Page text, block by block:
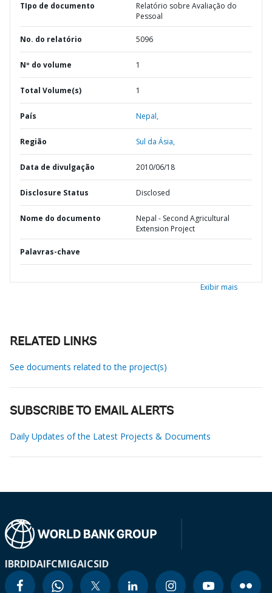
TIpo de documento
Relatório sobre Avaliação do
Pessoal
No. do relatório 5096
Nº do volume 1
Total Volume(s) 1
País Nepal,
Região Sul da Ásia,
Data de divulgação 2010/06/18
Disclosure Status Disclosed
Nome do documento
Nepal - Second Agricultural
Extension Project
Palavras-chave
Exibir mais
RELATED LINKS
See documents related to the project(s)
SUBSCRIBE TO EMAIL ALERTS
Daily Updates of the Latest Projects & Documents
IBRDIDAIFCMIGAICSID